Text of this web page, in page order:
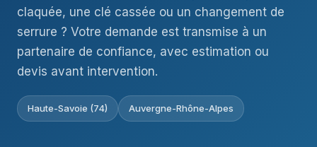
claquée, une clé cassée ou un changement de
serrure ? Votre demande est transmise à un
partenaire de confiance, avec estimation ou
devis avant intervention.
Haute-Savoie (74) Auvergne-Rhône-Alpes